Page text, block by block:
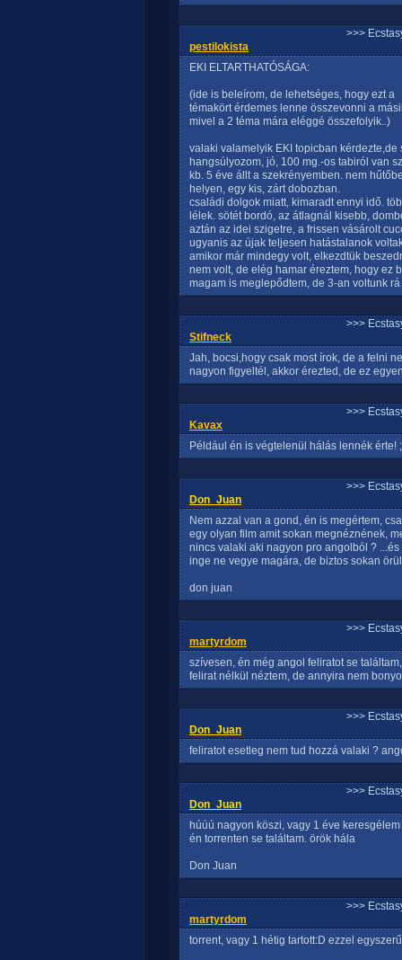
>>>
pestilokista
EKI ELTARTHATÓSÁGA:
(ide is beleírom, de lehetséges, hogy ezt a
témakört érdemes lenne összevonni a
mivel a 2 téma mára eléggé összefolyik..)
valaki valamelyik EKI topicban
hangsúlyozom, jó, 100 mg.-os tabiról van
kb. 5 éve állt a szekrényemben. nem
helyen, egy kis, zárt dobozban.
családi dolgok miatt, kimaradt ennyi idő.
lélek. sötét bordó, az átlagnál kisebb,
aztán az idei szigetre, a frissen vásárolt
ugyanis az újak teljesen hatástalanok
amikor már mindegy volt, elkezdtük
nem volt, de elég hamar éreztem, hogy ez
magam is meglepődtem, de 3-an voltunk
>>>
Stifneck
Jah, bocsi,hogy csak most írok, de a felni
nagyon figyeltél, akkor érezted, de ez
>>>
Kavax
Például én is végtelenül hálás lennék érte!
>>>
Don_Juan
Nem azzal van a gond, én is megértem,
egy olyan film amit sokan megnéznének,
nincs valaki aki nagyon pro angolból ?
inge ne vegye magára, de biztos sokan
don juan
>>>
martyrdom
szívesen, én még angol feliratot se
felirat nélkül néztem, de annyira nem
>>>
Don_Juan
feliratot esetleg nem tud hozzá valaki ?
>>>
Don_Juan
húúú nagyon köszi, vagy 1 éve
én torrenten se találtam. örök hála
Don Juan
>>>
martyrdom
torrent, vagy 1 hétig tartott:D ezzel